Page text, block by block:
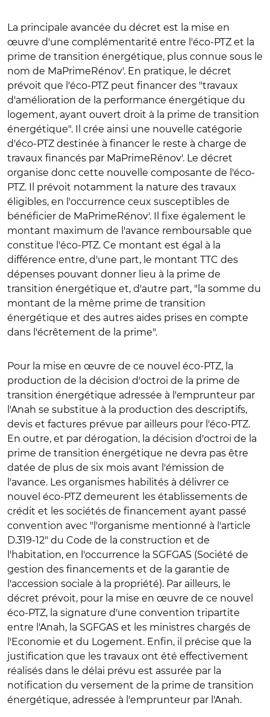
La principale avancée du décret est la mise en
œuvre d'une complémentarité entre l'éco-PTZ et la
prime de transition énergétique, plus connue sous le
nom de MaPrimeRénov'. En pratique, le décret
prévoit que l'éco-PTZ peut financer des "travaux
d'amélioration de la performance énergétique du
logement, ayant ouvert droit à la prime de transition
énergétique". Il crée ainsi une nouvelle catégorie
d'éco-PTZ destinée à financer le reste à charge de
travaux financés par MaPrimeRénov'. Le décret
organise donc cette nouvelle composante de l'éco-
PTZ. Il prévoit notamment la nature des travaux
éligibles, en l'occurrence ceux susceptibles de
bénéficier de MaPrimeRénov'. Il fixe également le
montant maximum de l'avance remboursable que
constitue l'éco-PTZ. Ce montant est égal à la
différence entre, d'une part, le montant TTC des
dépenses pouvant donner lieu à la prime de
transition énergétique et, d'autre part, "la somme du
montant de la même prime de transition
énergétique et des autres aides prises en compte
dans l'écrêtement de la prime".
Pour la mise en œuvre de ce nouvel éco-PTZ, la
production de la décision d'octroi de la prime de
transition énergétique adressée à l'emprunteur par
l'Anah se substitue à la production des descriptifs,
devis et factures prévue par ailleurs pour l'éco-PTZ.
En outre, et par dérogation, la décision d'octroi de la
prime de transition énergétique ne devra pas être
datée de plus de six mois avant l'émission de
l'avance. Les organismes habilités à délivrer ce
nouvel éco-PTZ demeurent les établissements de
crédit et les sociétés de financement ayant passé
convention avec "l'organisme mentionné à l'article
D.319-12" du Code de la construction et de
l'habitation, en l'occurrence la SGFGAS (Société de
gestion des financements et de la garantie de
l'accession sociale à la propriété). Par ailleurs, le
décret prévoit, pour la mise en œuvre de ce nouvel
éco-PTZ, la signature d'une convention tripartite
entre l'Anah, la SGFGAS et les ministres chargés de
l'Economie et du Logement. Enfin, il précise que la
justification que les travaux ont été effectivement
réalisés dans le délai prévu est assurée par la
notification du versement de la prime de transition
énergétique, adressée à l'emprunteur par l'Anah.